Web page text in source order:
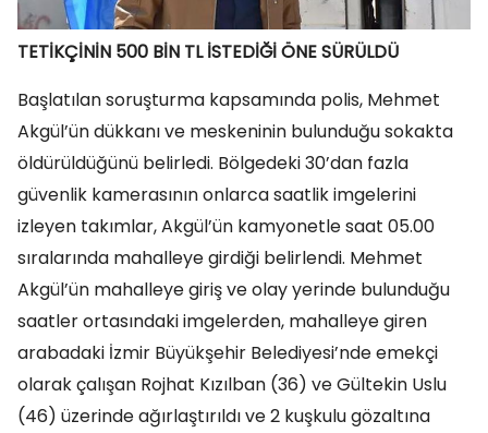
TETİKÇİNİN 500 BİN TL İSTEDİĞİ ÖNE SÜRÜLDÜ
Başlatılan soruşturma kapsamında polis, Mehmet
Akgül’ün dükkanı ve meskeninin bulunduğu sokakta
öldürüldüğünü belirledi. Bölgedeki 30’dan fazla
güvenlik kamerasının onlarca saatlik imgelerini
izleyen takımlar, Akgül’ün kamyonetle saat 05.00
sıralarında mahalleye girdiği belirlendi. Mehmet
Akgül’ün mahalleye giriş ve olay yerinde bulunduğu
saatler ortasındaki imgelerden, mahalleye giren
arabadaki İzmir Büyükşehir Belediyesi’nde emekçi
olarak çalışan Rojhat Kızılban (36) ve Gültekin Uslu
(46) üzerinde ağırlaştırıldı ve 2 kuşkulu gözaltına